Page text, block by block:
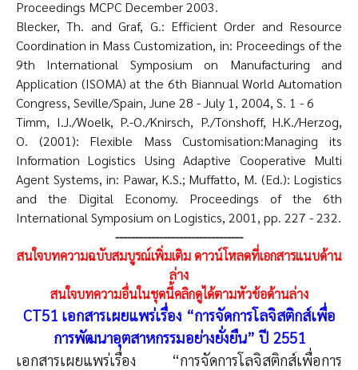
Proceedings MCPC December 2003.
Blecker, Th. and Graf, G.: Efficient Order and Resource
Coordination in Mass Customization, in: Proceedings of the
9th International Symposium on Manufacturing and
Application (ISOMA) at the 6th Biannual World Automation
Congress, Seville/Spain, June 28 - July 1, 2004, S. 1 - 6
Timm, I.J./Woelk, P.-O./Knirsch, P./Tönshoff, H.K./Herzog,
O. (2001): Flexible Mass Customisation:Managing its
Information Logistics Using Adaptive Cooperative Multi
Agent Systems, in: Pawar, K.S.; Muffatto, M. (Ed.): Logistics
and the Digital Economy. Proceedings of the 6th
International Symposium on Logistics, 2001, pp. 227 - 232.
--------------------------------
สนใจบทความฉบับสมบูรณ์เพิ่มเติม ดาวน์โหลดที่เอกสารแนบด้าน
ล่าง
สนใจบทความอื่นในชุดนี้คลิกดูได้ตามหัวข้อด้านล่าง
CT51 เอกสารเผยแพร่เรื่อง “การจัดการโลจิสติกส์เพื่อ
การพัฒนาอุตสาหกรรมอย่างยั่งยืน” ปี 2551
เอกสารเผยแพร่เรื่อง “การจัดการโลจิสติกส์เพื่อการ